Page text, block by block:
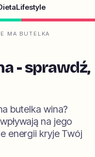
Lifestyle
MA BUTELKA
- sprawdź,
butelka wina?
na jego
energii kryje Twój